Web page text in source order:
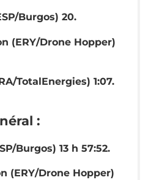
Burgos) 20.
(ERY/Drone Hopper)
TotalEnergies) 1:07.
:
Burgos) 13 h 57:52.
(ERY/Drone Hopper)